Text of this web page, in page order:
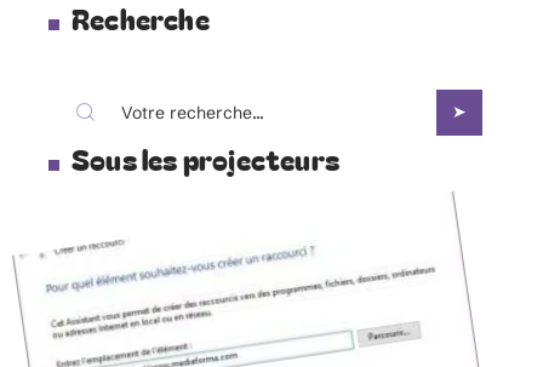
Recherche
Sous les projecteurs